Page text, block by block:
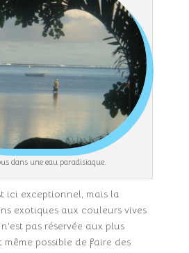
dans une eau paradisiaque.
ici exceptionnel, mais la
exotiques aux couleurs vives
pas réservée aux plus
même possible de faire des